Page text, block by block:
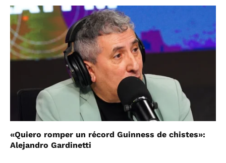
«Quiero romper un récord Guinness de chistes»:
Alejandro Gardinetti